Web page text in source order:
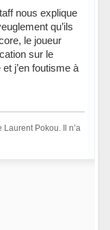
nous explique
qu’ils
le joueur
sur le
j’en foutisme à
Laurent Pokou. Il n’a